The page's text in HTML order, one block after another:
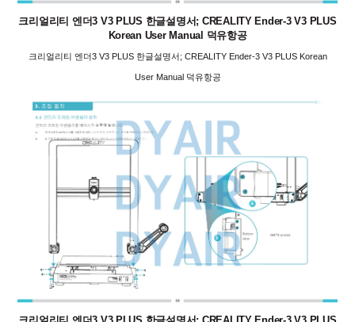
크리얼리티 엔더3 V3 PLUS 한글설명서; CREALITY Ender-3 V3 PLUS
Korean User Manual 덕유항공
크리얼리티 엔더3 V3 PLUS 한글설명서; CREALITY Ender-3 V3 PLUS Korean
User Manual 덕유항공